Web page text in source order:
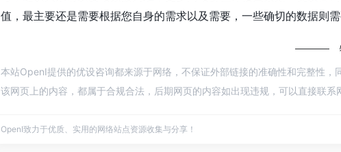
值，最主要还是需要根据您自身的需求以及需要，一些确切的数据则
本站OpenI提供的优设咨询都来源于网络，不保证外部链接的准确性和完整性
该网页上的内容，都属于合规合法，后期网页的内容如出现违规，可以直接联系
OpenI致力于优质、实用的网络站点资源收集与分享！